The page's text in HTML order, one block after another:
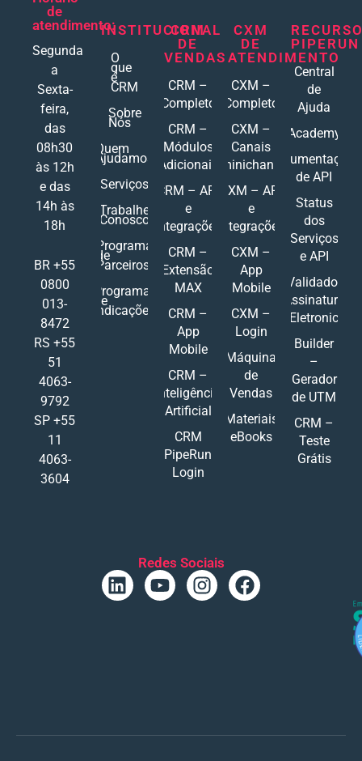
de
atendimento:
Segunda
a
Sexta-
feira,
das
08h30
às 12h
e das
14h às
18h
BR +55
0800
013-
8472
RS +55
51
4063-
9792
SP +55
11
4063-
3604
INSTITUCIONAL
O
que
é
CRM
Sobre
Nós
Quem
Ajudamos
Serviços
Trabalhe
Conosco
Programa
de
Parceiros
Programa
de
Indicações
CRM
DE
VENDAS
CRM –
Completo
CRM –
Módulos
Adicionais
CRM – API
e
Integrações
CRM –
Extensão
MAX
CRM –
App
Mobile
CRM –
Inteligência
Artificial
CRM
PipeRun
Login
CXM
DE
ATENDIMENTO
CXM –
Completo
CXM –
Canais
Ominichannel
CXM – API
e
Integrações
CXM –
App
Mobile
CXM –
Login
Máquina
de
Vendas
Materiais
eBooks
PIPERUN
Central
de
Ajuda
Academy
Documentações
de API
Status
dos
Serviços
e API
Validador
Assinatura
Eletronic
Builder
–
Gerador
de UTM
CRM –
Teste
Grátis
Redes Sociais